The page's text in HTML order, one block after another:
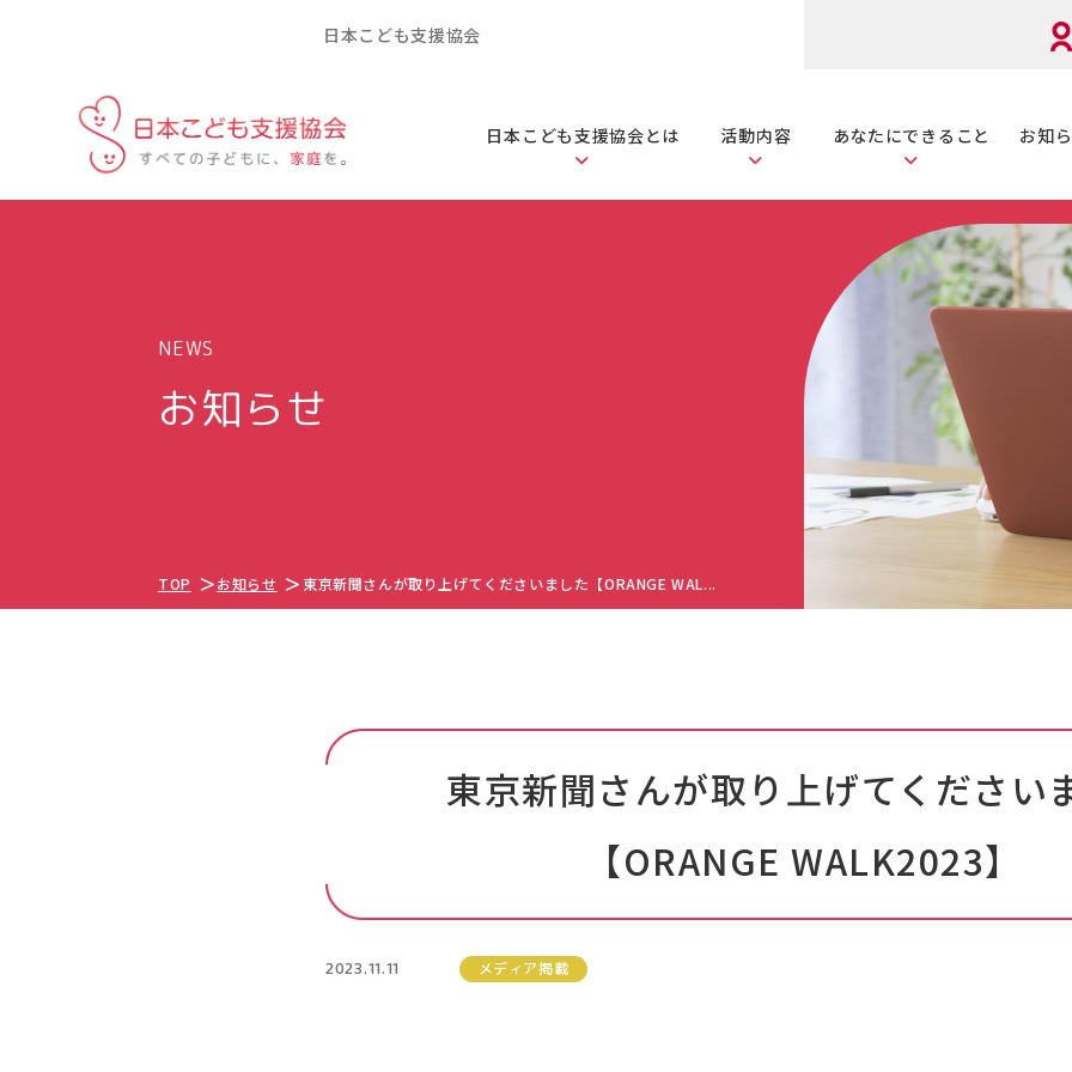
日本こども支援協会
日本こども支援協会とは 活動内容 あなたにできること お知
NEWS
お知らせ
TOP お知らせ 東京新聞さんが取り上げてくださいました【ORANGE WAL...
東京新聞さんが取り上げてください
【ORANGE WALK2023】
2023.11.11 メディア掲載